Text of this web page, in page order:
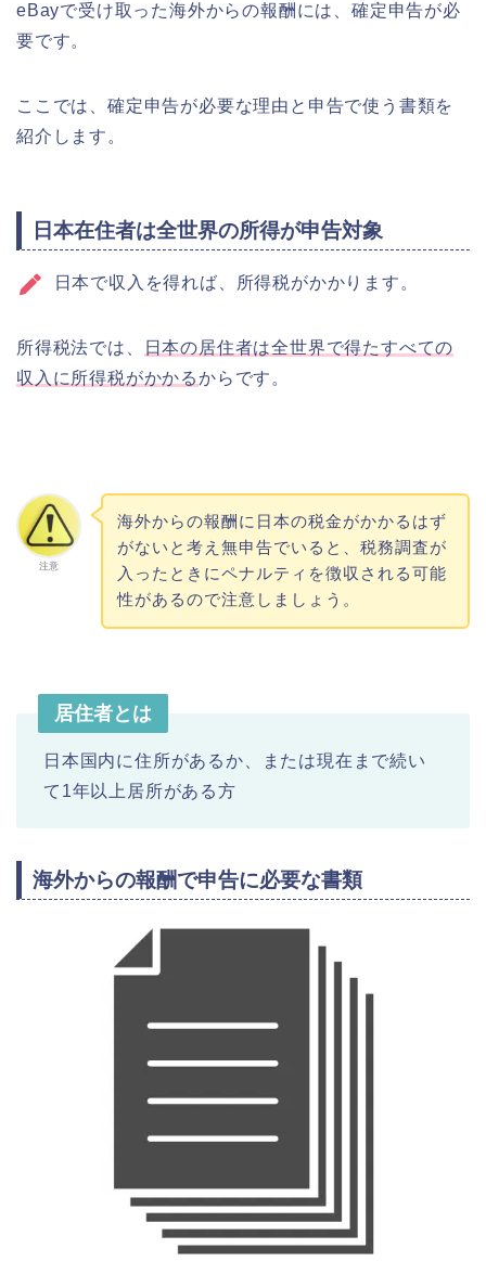
eBayで受け取った海外からの報酬には、確定申告が必
要です。
ここでは、確定申告が必要な理由と申告で使う書類を
紹介します。
日本在住者は全世界の所得が申告対象
日本で収入を得れば、所得税がかかります。
所得税法では、
日本の居住者は全世界で得たすべての
収入に所得税がかかるからです。
注意
海外からの報酬に日本の税金がかかるはず
がないと考え無申告でいると、税務調査が
入ったときにペナルティを徴収される可能
性があるので注意しましょう。
居住者とは
日本国内に住所があるか、または現在まで続い
て1年以上居所がある方
海外からの報酬で申告に必要な書類